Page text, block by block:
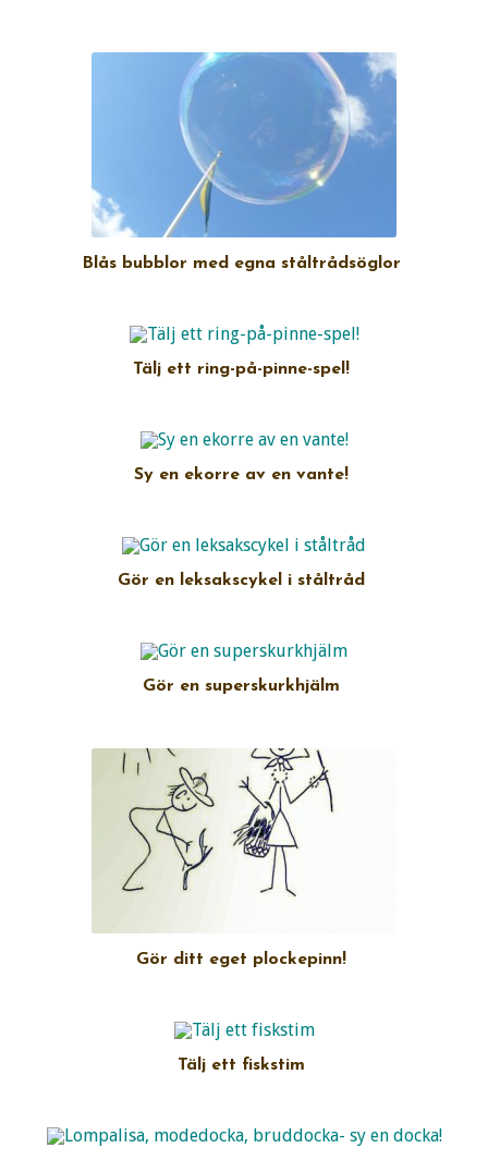
Blås bubblor med egna ståltrådsöglor
Tälj ett ring-på-pinne-spel!
Sy en ekorre av en vante!
Gör en leksakscykel i ståltråd
Gör en superskurkhjälm
Gör ditt eget plockepinn!
Tälj ett fiskstim